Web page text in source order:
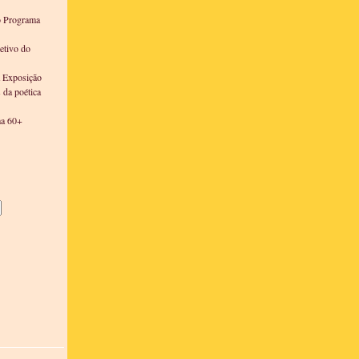
do
Exposição
poética
60+